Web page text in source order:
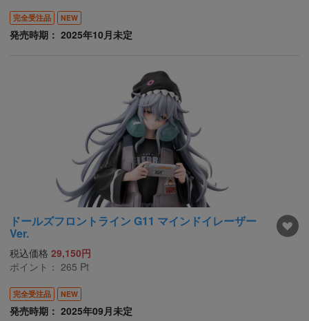
完全受注品 NEW
発売時期： 2025年10月未定
ドールズフロントライン G11 マインドイレーザー
Ver.
税込価格 29,150円
ポイント： 265 Pt
完全受注品 NEW
発売時期： 2025年09月未定